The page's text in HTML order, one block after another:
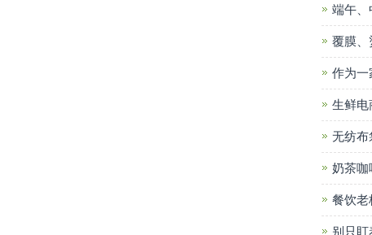
端午
覆膜
作为一
生鲜电
无纺布
奶茶咖
餐饮老
别只